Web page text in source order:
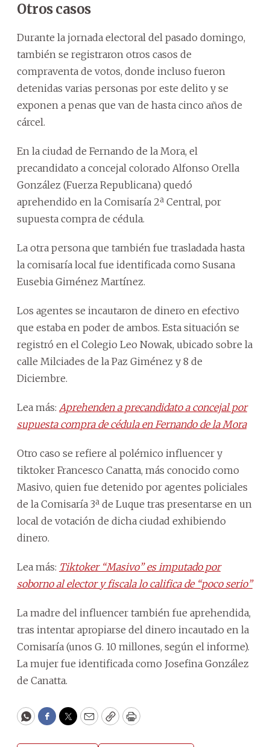
Otros casos
Durante la jornada electoral del pasado domingo,
también se registraron otros casos de
compraventa de votos, donde incluso fueron
detenidas varias personas por este delito y se
exponen a penas que van de hasta cinco años de
cárcel.
En la ciudad de Fernando de la Mora, el
precandidato a concejal colorado Alfonso Orella
González (Fuerza Republicana) quedó
aprehendido en la Comisaría 2ª Central, por
supuesta compra de cédula.
La otra persona que también fue trasladada hasta
la comisaría local fue identificada como Susana
Eusebia Giménez Martínez.
Los agentes se incautaron de dinero en efectivo
que estaba en poder de ambos. Esta situación se
registró en el Colegio Leo Nowak, ubicado sobre la
calle Milciades de la Paz Giménez y 8 de
Diciembre.
Lea más: Aprehenden a precandidato a concejal por
supuesta compra de cédula en Fernando de la Mora
Otro caso se refiere al polémico influencer y
tiktoker Francesco Canatta, más conocido como
Masivo, quien fue detenido por agentes policiales
de la Comisaría 3ª de Luque tras presentarse en un
local de votación de dicha ciudad exhibiendo
dinero.
Lea más: Tiktoker “Masivo” es imputado por
soborno al elector y fiscala lo califica de “poco serio”
La madre del influencer también fue aprehendida,
tras intentar apropiarse del dinero incautado en la
Comisaría (unos G. 10 millones, según el informe).
La mujer fue identificada como Josefina González
de Canatta.
WhatsApp
Facebook
Twitter
EmailCopyPrint